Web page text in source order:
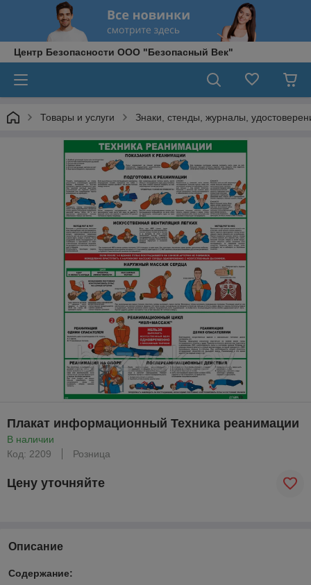
Центр Безопасности ООО "Безопасный Век"
Товары и услуги Знаки, стенды, журналы,
Плакат информационный Техника реанимации
В наличии
Код: 2209
Розница
Цену уточняйте
Описание
Содержание: